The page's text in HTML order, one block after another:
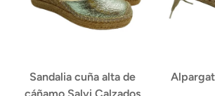
Sandalia cuña alta de